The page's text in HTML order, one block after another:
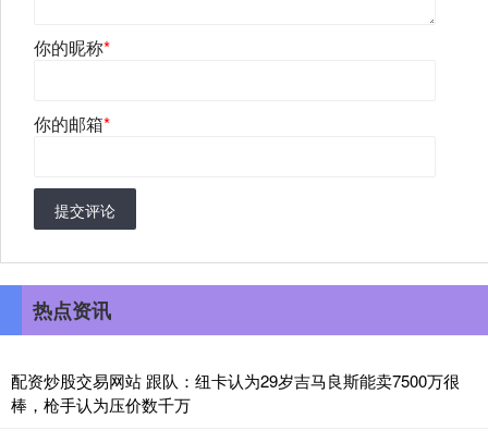
你的昵称*
你的邮箱*
提交评论
热点资讯
配资炒股交易网站 跟队：纽卡认为29岁吉马良斯能卖7500万很
棒，枪手认为压价数千万